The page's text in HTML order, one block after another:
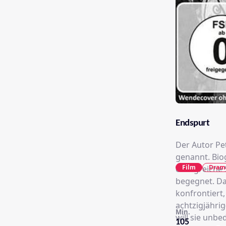
Endspurt
Der Autor
genannt.
erfolgreiche
begegnet.
konfrontiert,
will sie
105
Min.
Film